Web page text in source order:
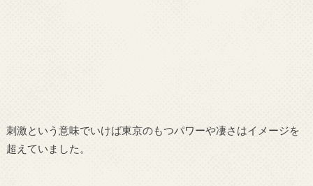
刺激という意味でいけば東京のもつパワーや凄さはイメージを
超えていました。